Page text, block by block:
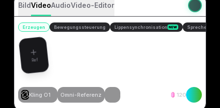
BildVideoAudioVideo-Editor
Erzeugen Bewegungssteuerung Lippensynchronisation NEW Sprechender
Ref
Kling O1 Omni-Referenz 120